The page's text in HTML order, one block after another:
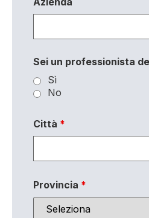
Sei un professionista
Sì
No
Città *
Provincia *